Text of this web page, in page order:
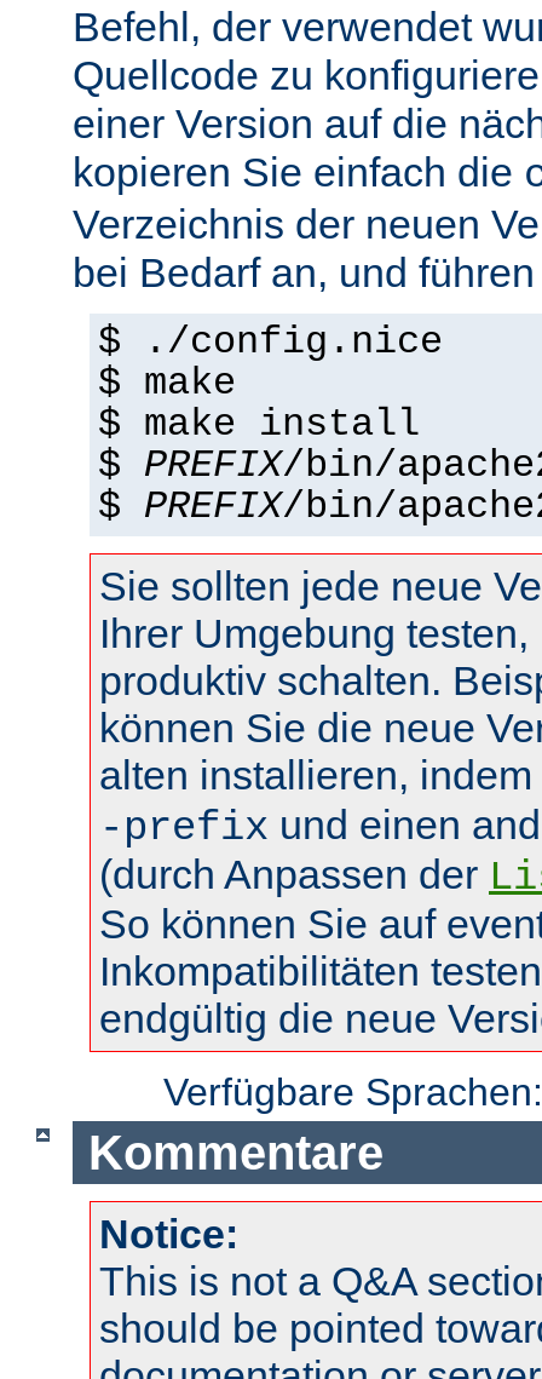
Befehl, der verwendet
Quellcode zu
einer Version auf die
kopieren Sie einfach die
Verzeichnis der neuen
bei Bedarf an, und
$ ./config.nice
$ make
$ make install
$ PREFIX/bin/
$ PREFIX/bin/
Sie sollten jede neue
Ihrer Umgebung
produktiv schalten.
können Sie die neue
alten installieren,
-prefix und einen
(durch Anpassen der
So können Sie auf
Inkompatibilitäten
endgültig die neue
Verfügbare
Kommentare
Notice:
This is not a Q&A
should be pointed